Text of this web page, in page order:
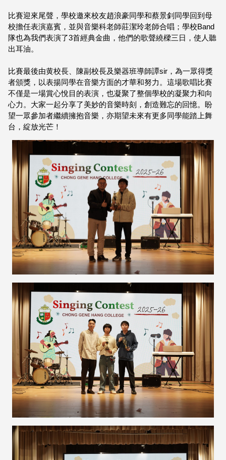
比賽迎來尾聲，學校邀來校友趙浪豪同學和蔡景釗同學回到母
校擔任表演嘉賓，並與音樂科老師莊潔玲老師合唱；學校Band
隊也為我們表演了3首經典金曲，他們的歌聲繞樑三日，使人聽
出耳油。
比賽最後由黄校長、陳副校長及樂器班導師譚sir，為一眾得獎
者頒獎，以表揚同學在音樂方面的才華和努力。這場歌唱比賽
不僅是一場賞心悅目的表演，也凝聚了整個學校的凝聚力和向
心力。大家一起分享了美妙的音樂時刻，創造難忘的回憶。盼
望一眾參加者繼續擁抱音樂，亦期望未來有更多同學能踏上舞
台，綻放光芒！